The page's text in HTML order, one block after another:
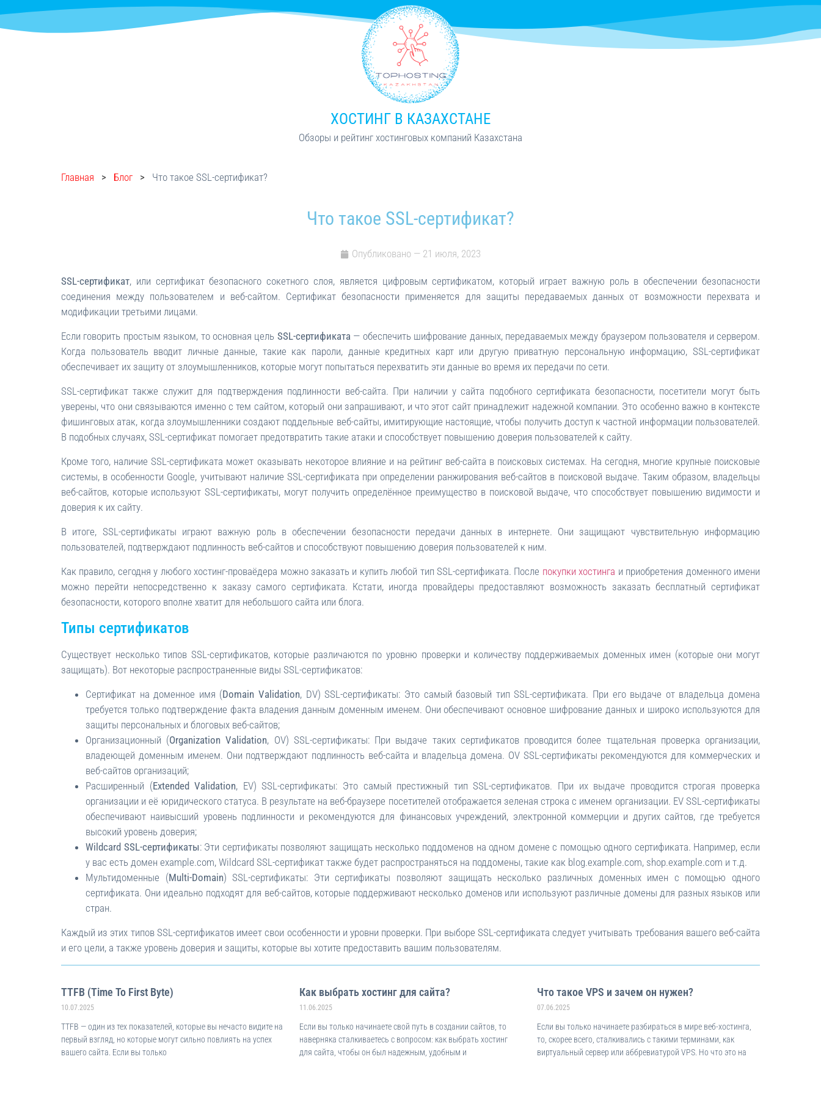
ХОСТИНГ В КАЗАХСТАНЕ
Обзоры и рейтинг хостинговых компаний Казахстана
Главная > Блог > Что такое SSL-сертификат?
Что такое SSL-сертификат?
Опубликовано — 21 июля, 2023
SSL-сертификат, или сертификат безопасного сокетного слоя, является цифровым сертификатом, который играет важную роль в обеспечении безопасности
соединения между пользователем и веб-сайтом. Сертификат безопасности применяется для защиты передаваемых данных от возможности перехвата и
модификации третьими лицами.
Если говорить простым языком, то основная цель SSL-сертификата— обеспечить шифрование данных, передаваемых между браузером пользователя и сервером.
Когда пользователь вводит личные данные, такие как пароли, данные кредитных карт или другую приватную персональную информацию, SSL-сертификат
обеспечивает их защиту от злоумышленников, которые могут попытаться перехватить эти данные во время их передачи по сети.
SSL-сертификат также служит для подтверждения подлинности веб-сайта. При наличии у сайта подобного сертификата безопасности, посетители могут быть
уверены, что они связываются именно с тем сайтом, который они запрашивают, и что этот сайт принадлежит надежной компании. Это особенно важно в контексте
фишинговых атак, когда злоумышленники создают поддельные веб-сайты, имитирующие настоящие, чтобы получить доступ к частной информации пользователей.
В подобных случаях, SSL-сертификат помогает предотвратить такие атаки и способствует повышению доверия пользователей к сайту.
Кроме того, наличие SSL-сертификата может оказывать некоторое влияние и на рейтинг веб-сайта в поисковых системах. На сегодня, многие крупные поисковые
системы, в особенности Google, учитывают наличие SSL-сертификата при определении ранжирования веб-сайтов в поисковой выдаче. Таким образом, владельцы
веб-сайтов, которые используют SSL-сертификаты, могут получить определённое преимущество в поисковой выдаче, что способствует повышению видимости и
доверия к их сайту.
В итоге, SSL-сертификаты играют важную роль в обеспечении безопасности передачи данных в интернете. Они защищают чувствительную информацию
пользователей, подтверждают подлинность веб-сайтов и способствуют повышению доверия пользователей к ним.
Как правило, сегодня у любого хостинг-проваёдера можно заказать и купить любой тип SSL-сертификата. После покупки хостинга и приобретения доменного имени
можно перейти непосредственно к заказу самого сертификата. Кстати, иногда провайдеры предоставляют возможность заказать бесплатный сертификат
безопасности, которого вполне хватит для небольшого сайта или блога.
Типы сертификатов
Существует несколько типов SSL-сертификатов, которые различаются по уровню проверки и количеству поддерживаемых доменных имен (которые они могут
защищать). Вот некоторые распространенные виды SSL-сертификатов:
Сертификат на доменное имя (Domain Validation, DV) SSL-сертификаты: Это самый базовый тип SSL-сертификата. При его выдаче от владельца домена
требуется только подтверждение факта владения данным доменным именем. Они обеспечивают основное шифрование данных и широко используются для
защиты персональных и блоговых веб-сайтов;
Организационный (Organization Validation, OV) SSL-сертификаты: При выдаче таких сертификатов проводится более тщательная проверка организации,
владеющей доменным именем. Они подтверждают подлинность веб-сайта и владельца домена. OV SSL-сертификаты рекомендуются для коммерческих и
веб-сайтов организаций;
Расширенный (Extended Validation, EV) SSL-сертификаты: Это самый престижный тип SSL-сертификатов. При их выдаче проводится строгая проверка
организации и её юридического статуса. В результате на веб-браузере посетителей отображается зеленая строка с именем организации. EV SSL-сертификаты
обеспечивают наивысший уровень подлинности и рекомендуются для финансовых учреждений, электронной коммерции и других сайтов, где требуется
высокий уровень доверия;
Wildcard SSL-сертификаты: Эти сертификаты позволяют защищать несколько поддоменов на одном домене с помощью одного сертификата. Например, если
у вас есть домен example.com, Wildcard SSL-сертификат также будет распространяться на поддомены, такие как blog.example.com, shop.example.com и т.д.
Мультидоменные (Multi-Domain) SSL-сертификаты: Эти сертификаты позволяют защищать несколько различных доменных имен с помощью одного
сертификата. Они идеально подходят для веб-сайтов, которые поддерживают несколько доменов или используют различные домены для разных языков или
стран.
Каждый из этих типов SSL-сертификатов имеет свои особенности и уровни проверки. При выборе SSL-сертификата следует учитывать требования вашего веб-сайта
и его цели, а также уровень доверия и защиты, которые вы хотите предоставить вашим пользователям.
TTFB (Time To First Byte)
10.07.2025
TTFB — один из тех показателей, которые вы нечасто видите на
первый взгляд, но которые могут сильно повлиять на успех
вашего сайта. Если вы только
Как выбрать хостинг для сайта?
11.06.2025
Если вы только начинаете свой путь в создании сайтов, то
наверняка сталкиваетесь с вопросом: как выбрать хостинг
для сайта, чтобы он был надежным, удобным и
Что такое VPS и зачем он нужен?
07.06.2025
Если вы только начинаете разбираться в мире веб-хостинга,
то, скорее всего, сталкивались с такими терминами, как
виртуальный сервер или аббревиатурой VPS. Но что это на